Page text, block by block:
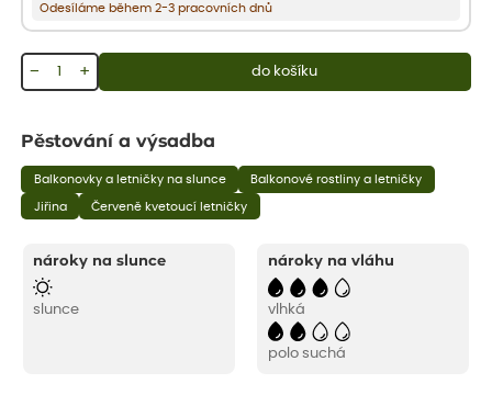
Odesíláme během 2-3 pracovních dnů
+
− do košíku
Pěstování a výsadba
Balkonovky a letničky na slunce Balkonové rostliny a letničky
Jiřina Červeně kvetoucí letničky
nároky na slunce
slunce
nároky na vláhu
vlhká
polo suchá